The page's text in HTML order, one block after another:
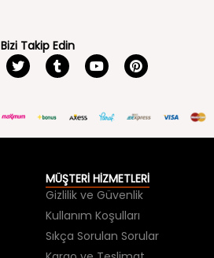
Bizi Takip Edin
MÜŞTERİ HİZMETLERİ
Gizlilik ve Güvenlik
Kullanım Koşulları
Sıkça Sorulan Sorular